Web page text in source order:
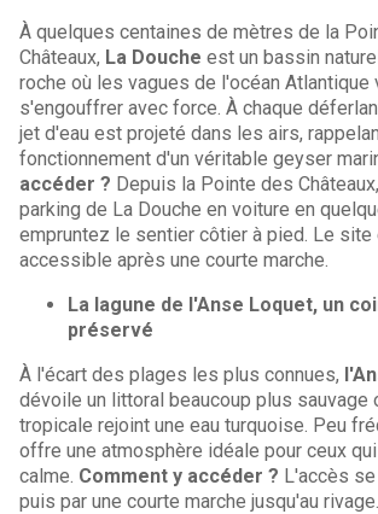
À quelques centaines de mètres de la
Châteaux, La Douche est un bassin
roche où les vagues de l'océan Atlantique
s'engouffrer avec force. À chaque
jet d'eau est projeté dans les airs,
fonctionnement d'un véritable geyser
accéder ? Depuis la Pointe des
parking de La Douche en voiture en
empruntez le sentier côtier à pied. Le
accessible après une courte marche.
La lagune de l'Anse Loquet, un
préservé
À l'écart des plages les plus connues,
dévoile un littoral beaucoup plus sauvage
tropicale rejoint une eau turquoise. Peu
offre une atmosphère idéale pour ceux
calme. Comment y accéder ? L'accès
puis par une courte marche jusqu'au rivage.